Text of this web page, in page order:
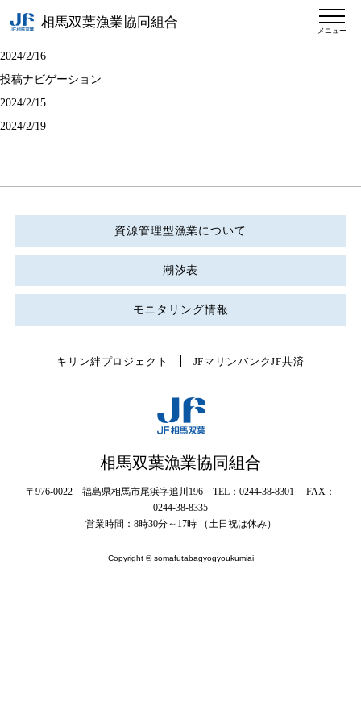
相馬双葉漁業協同組合
メニュー
2024/2/16
投稿ナビゲーション
2024/2/15
2024/2/19
資源管理型漁業について
潮汐表
モニタリング情報
キリン絆プロジェクト JFマリンバンクJF共済
相馬双葉漁業協同組合
〒976-0022 福島県相馬市尾浜字追川196 TEL：0244-38-8301 FAX：
0244-38-8335
営業時間：8時30分～17時 （土日祝は休み）
Copyright © somafutabagyogyoukumiai